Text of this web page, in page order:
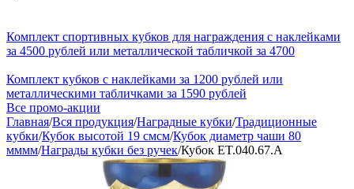
Комплект спортивных кубков для награждения с наклейками
за 4500 рублей или металлической табличкой за 4700
Комплект кубков с наклейками за 1200 рублей или
металлическими табличками за 1590 рублей
Все промо-акции
Главная/Вся продукция/Наградные кубки/Традиционные
кубки/Кубок высотой 19 смсм/Кубок диаметр чаши 80
мммм/Награды кубки без ручек/Кубок ET.040.67.A